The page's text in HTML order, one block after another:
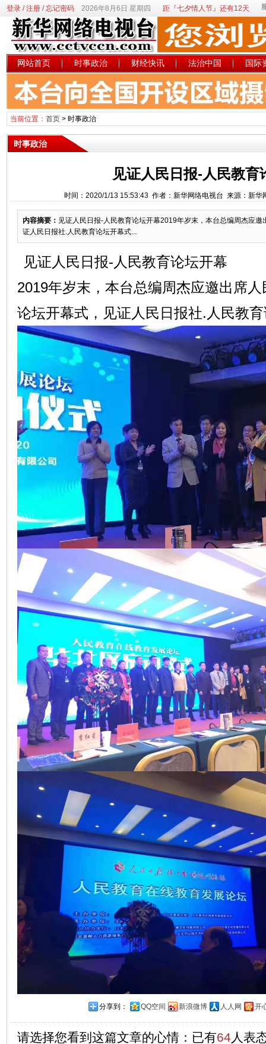
登录/注册/忘记密码 2026年8月6日 星期四 距『七夕情人节』还有12天
网站首页 时事政治 财经快讯 法治中国 国际
当前位置： 首页> 时事政治
时事政治
见证人民日报-人民教育
时间：2020/1/13 15:53:43 作者：新华网络电视台 来源：新
内容摘要： 见证人民日报-人民教育论坛开幕2019年岁末，本台总编周杰应
证人民日报社.人民教育论坛开幕式...
见证人民日报-人民教育论坛开幕
2019年岁末，本台总编周杰应邀出席
论坛开幕式，见证人民日报社.人民教
分享到： QQ空间 新浪微博 人人网 开
请选择您看到这篇文章的心情：已有64 人表